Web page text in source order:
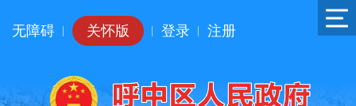
无障碍 关怀版 登录 注册